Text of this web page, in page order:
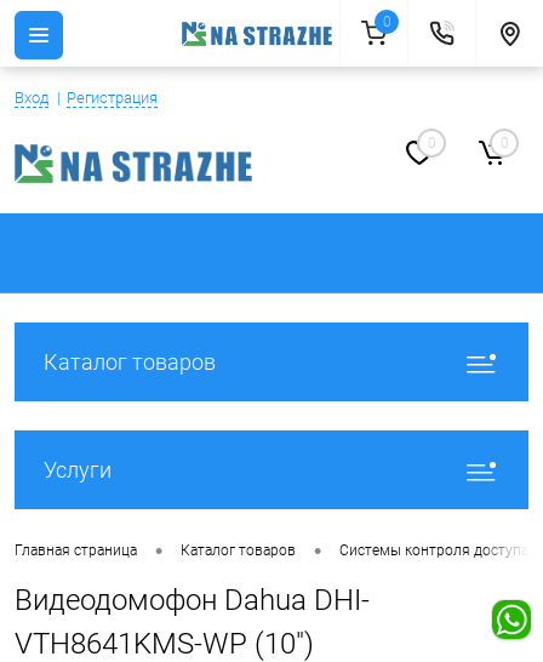
Вход Регистрация
0 0
Каталог товаров
Услуги
Главная страница • Каталог товаров • Системы контроля доступа
Видеодомофон Dahua DHI-
VTH8641KMS-WP (10")
0